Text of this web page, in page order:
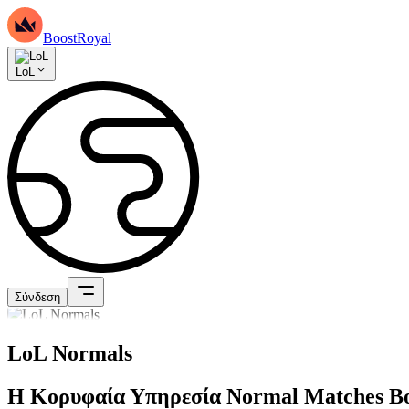
BoostRoyal
LoL
Σύνδεση
LoL Normals
Η Κορυφαία Υπηρεσία Normal Matches